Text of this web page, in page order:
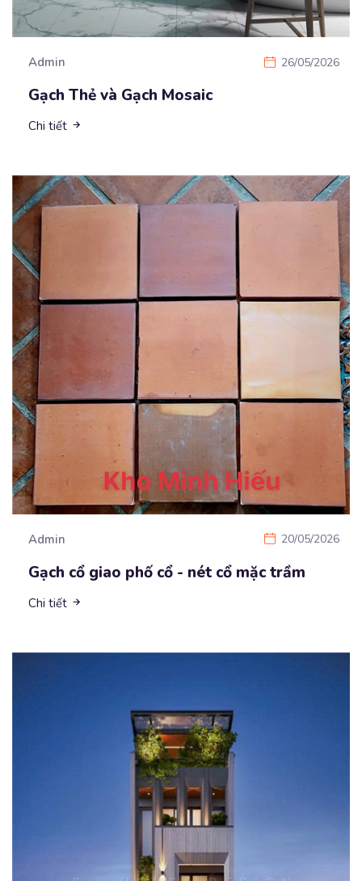
Admin 26/05/2026
Gạch Thẻ và Gạch Mosaic
Chi tiết
Admin 20/05/2026
Gạch cổ giao phố cổ - nét cổ mặc trầm
Chi tiết